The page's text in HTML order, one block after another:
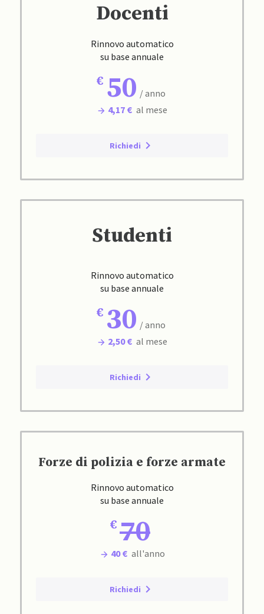
Docenti
Rinnovo automatico
su base annuale
50 / anno
4,17 € al mese
Richiedi
Studenti
Rinnovo automatico
su base annuale
30 / anno
2,50 € al mese
Richiedi
Forze di polizia e forze armate
Rinnovo automatico
su base annuale
70
40 € all'anno
Richiedi